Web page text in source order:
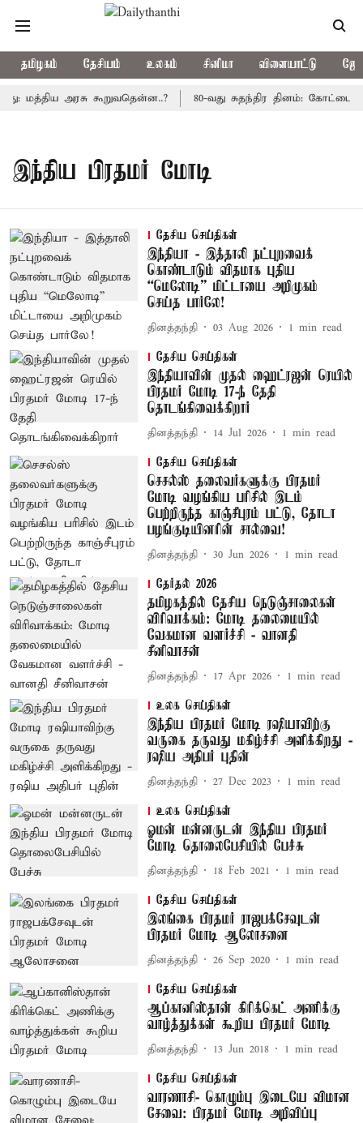
தமிழகம் தேசியம் உலகம் சினிமா விளையாட்டு
மத்திய அரசு கூறுவதென்ன..? 80-வது சுதந்திர தினம்: கோட்டை
இந்திய பிரதமர் மோடி
தேசிய செய்திகள்
இந்தியா - இத்தாலி நட்புறவைக்
கொண்டாடும் விதமாக புதிய
“மெலோடி” மிட்டாயை அறிமுகம்
செய்த பார்லே!
தினத்தந்தி 03 Aug 2026 1 min read
தேசிய செய்திகள்
இந்தியாவின் முதல் ஹைட்ரஜன் ரெயில்
பிரதமர் மோடி 17-ந் தேதி
தொடங்கிவைக்கிறார்
தினத்தந்தி 14 Jul 2026 1 min read
தேசிய செய்திகள்
செசல்ஸ் தலைவர்களுக்கு பிரதமர்
மோடி வழங்கிய பரிசில் இடம்
பெற்றிருந்த காஞ்சீபுரம் பட்டு, தோடா
பழங்குடியினரின் சால்வை!
தினத்தந்தி 30 Jun 2026 1 min read
தேர்தல் 2026
தமிழகத்தில் தேசிய நெடுஞ்சாலைகள்
விரிவாக்கம்: மோடி தலைமையில்
வேகமான வளர்ச்சி - வானதி
சீனிவாசன்
தினத்தந்தி 17 Apr 2026 1 min read
உலக செய்திகள்
இந்திய பிரதமர் மோடி ரஷியாவிற்கு
வருகை தருவது மகிழ்ச்சி அளிக்கிறது -
ரஷிய அதிபர் புதின்
தினத்தந்தி 27 Dec 2023 1 min read
உலக செய்திகள்
ஓமன் மன்னருடன் இந்திய பிரதமர்
மோடி தொலைபேசியில் பேச்சு
தினத்தந்தி 18 Feb 2021 1 min read
தேசிய செய்திகள்
இலங்கை பிரதமர் ராஜபக்சேவுடன்
பிரதமர் மோடி ஆலோசனை
தினத்தந்தி 26 Sep 2020 1 min read
தேசிய செய்திகள்
ஆப்கானிஸ்தான் கிரிக்கெட் அணிக்கு
வாழ்த்துக்கள் கூறிய பிரதமர் மோடி
தினத்தந்தி 13 Jun 2018 1 min read
தேசிய செய்திகள்
வாரணாசி- கொழும்பு இடையே விமான
சேவை: பிரதமர் மோடி அறிவிப்பு